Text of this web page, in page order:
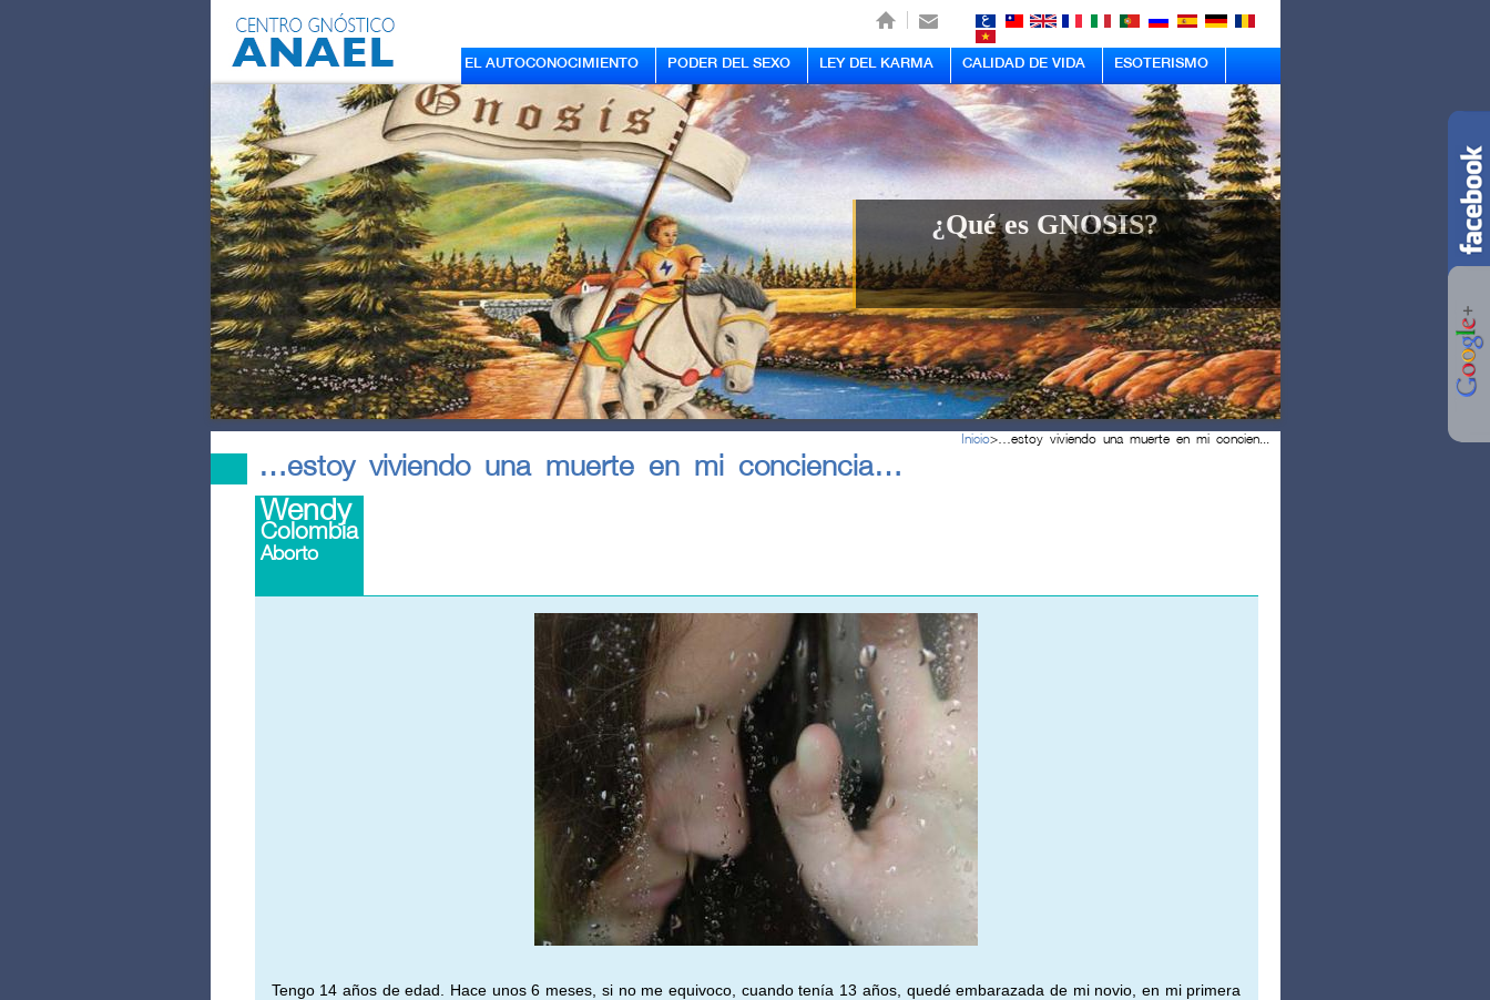
EL AUTOCONOCIMIENTO PODER DEL SEXO LEY DEL KARMA CALIDAD DE VIDA ESOTERISMO
¿Qué es GNOSIS?
Inicio>…estoy viviendo una muerte en mi concien...
…estoy viviendo una muerte en mi conciencia…
Wendy
Colombia
Aborto
Tengo 14 años de edad. Hace unos 6 meses, si no me equivoco, cuando tenía 13 años, quedé embarazada de mi novio, en mi primera